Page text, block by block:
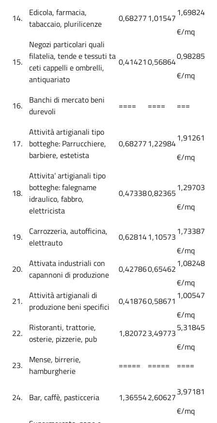
14.
Edicola, farmacia,
tabaccaio, plurilicenze
0,68277 1,01547 1,69824
€/mq
15.
Negozi particolari quali
filatelia, tende e tessuti ta
ceti cappelli e ombrelli,
antiquariato
0,414210,568640,98285
€/mq
16.
Banchi di mercato beni
durevoli
==== ==== ===
17.
Attività artigianali tipo
botteghe: Parrucchiere,
barbiere, estetista
0,68277 1,229841,91261
€/mq
18.
Attivita’ artigianali tipo
botteghe: falegname
idraulico, fabbro,
elettricista
0,473380,82365 1,29703
€/mq
19.
Carrozzeria, autofficina,
elettrauto
0,628141,10573 1,73387
€/mq
20. Attivata industriali con
capannoni di produzione
0,427860,65462 1,08248
€/mq
21. Attività artigianali di
produzione beni specifici
0,418760,58671 1,00547
€/mq
22.
Ristoranti, trattorie,
osterie, pizzerie, pub
1,820723,497735,31845
€/mq
23.
Mense, birrerie,
hamburgherie
===== ===== ====
24. Bar, caffè, pasticceria 1,365542,606273,97181
€/mq